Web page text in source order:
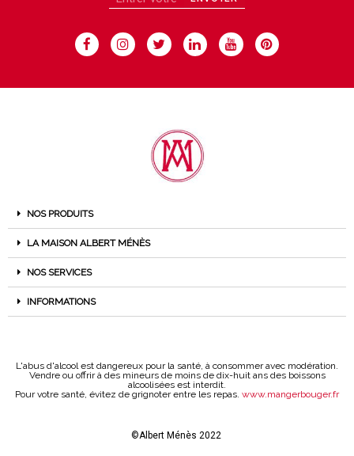
NOS PRODUITS
LA MAISON ALBERT MÉNÈS
NOS SERVICES
INFORMATIONS
L'abus d'alcool est dangereux pour la santé, à consommer avec modération.
Vendre ou offrir à des mineurs de moins de dix-huit ans des boissons
alcoolisées est interdit.
Pour votre santé, évitez de grignoter entre les repas. www.mangerbouger.fr
©Albert Ménès 2022